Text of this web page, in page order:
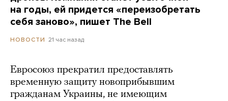
на годы, ей придется «переизобретать
себя заново», пишет The Bell
НОВОСТИ 21 час назад
Евросоюз прекратил предоставлять
временную защиту новоприбывшим
гражданам Украины, не имеющим